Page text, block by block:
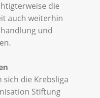
die
auch weiterhin
und
sich die Krebsliga
Stiftung